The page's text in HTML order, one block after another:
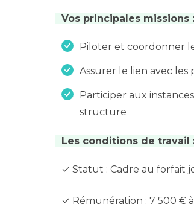
Vos principales missions :
Piloter et coordonner
Assurer le lien avec
Participer aux
structure
Les conditions de travail
✓ Statut : Cadre au forfait
✓ Rémunération : 7 500 €